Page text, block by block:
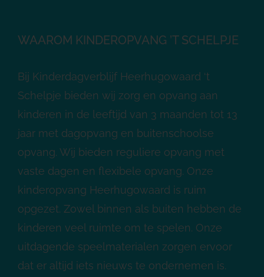
WAAROM KINDEROPVANG ’T SCHELPJE
Bij Kinderdagverblijf Heerhugowaard ‘t
Schelpje bieden wij zorg en opvang aan
kinderen in de leeftijd van 3 maanden tot 13
jaar met dagopvang en buitenschoolse
opvang. Wij bieden reguliere opvang met
vaste dagen en flexibele opvang. Onze
kinderopvang Heerhugowaard is ruim
opgezet. Zowel binnen als buiten hebben de
kinderen veel ruimte om te spelen. Onze
uitdagende speelmaterialen zorgen ervoor
dat er altijd iets nieuws te ondernemen is.